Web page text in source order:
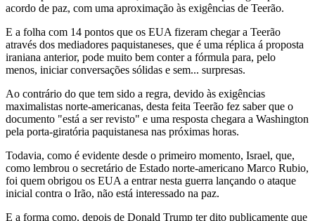
acordo de paz, com uma aproximação às exigências de Teerão.
E a folha com 14 pontos que os EUA fizeram chegar a Teerão
através dos mediadores paquistaneses, que é uma réplica á proposta
iraniana anterior, pode muito bem conter a fórmula para, pelo
menos, iniciar conversações sólidas e sem... surpresas.
Ao contrário do que tem sido a regra, devido às exigências
maximalistas norte-americanas, desta feita Teerão fez saber que o
documento "está a ser revisto" e uma resposta chegara a Washington
pela porta-giratória paquistanesa nas próximas horas.
Todavia, como é evidente desde o primeiro momento, Israel, que,
como lembrou o secretário de Estado norte-americano Marco Rubio,
foi quem obrigou os EUA a entrar nesta guerra lançando o ataque
inicial contra o Irão, não está interessado na paz.
E a forma como, depois de Donald Trump ter dito publicamente que